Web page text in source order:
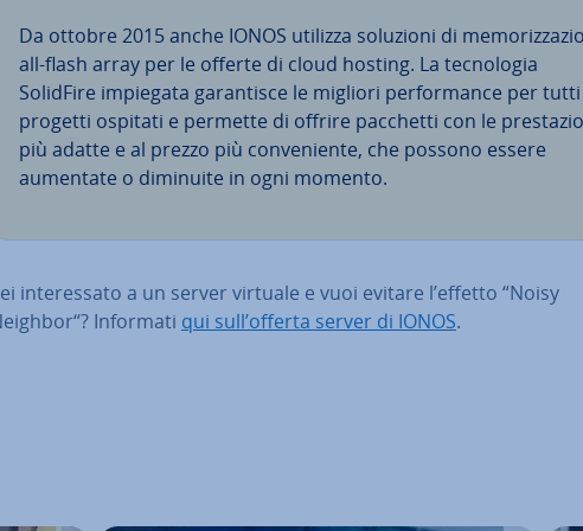
Da ottobre 2015 anche IONOS utilizza soluzioni di
all-flash array per le offerte di cloud hosting. La tec­no­lo­gia
SolidFire impiegata ga­ran­ti­sce le migliori per­for­man­ce per
progetti ospitati e permette di offrire pacchetti con le
più adatte e al prezzo più con­ve­nien­te, che possono essere
aumentate o diminuite in ogni momento.
in­te­res­sa­to a un server virtuale e vuoi evitare l’effetto “Noisy
Informati qui sull’offerta server di IONOS.